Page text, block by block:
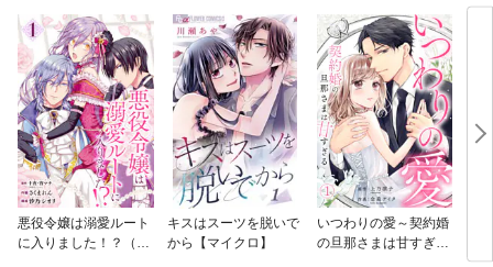
悪役令嬢は溺愛ルート
に入りました！？（コ
キスはスーツを脱いで
から【マイクロ】
いつわりの愛～契約婚
の旦那さまは甘すぎる